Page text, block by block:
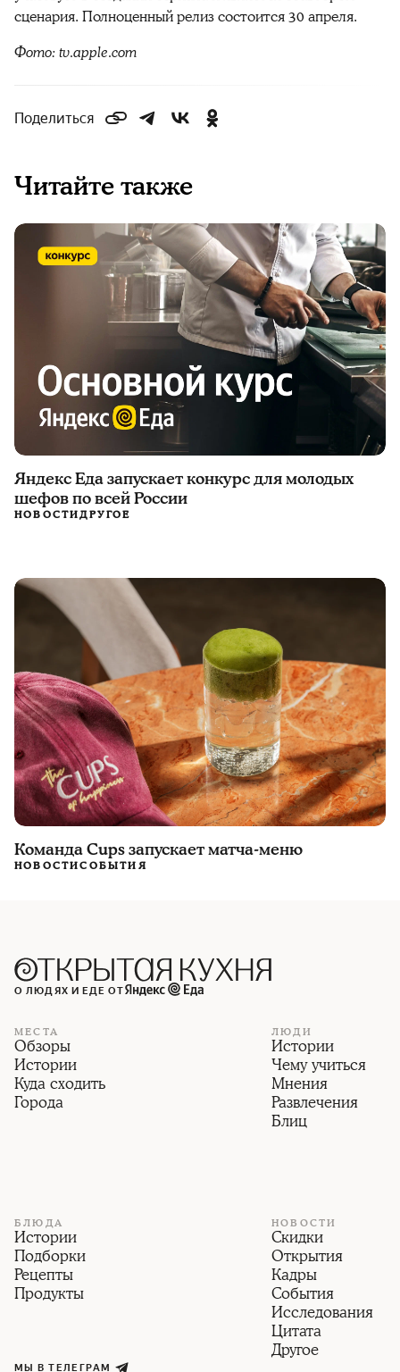
сценария. Полноценный релиз состоится 30 апреля.
Фото: tv.apple.com
Поделиться
Читайте также
Яндекс Еда запускает конкурс для молодых
шефов по всей России
НОВОСТИДРУГОЕ
Команда Cups запускает матча-меню
НОВОСТИСОБЫТИЯ
О ЛЮДЯХ И ЕДЕ ОТ
МЕСТА
Обзоры
Истории
Куда сходить
Города
ЛЮДИ
Истории
Чему учиться
Мнения
Развлечения
Блиц
БЛЮДА
Истории
Подборки
Рецепты
Продукты
НОВОСТИ
Скидки
Открытия
Кадры
События
Исследования
Цитата
Другое
МЫ В ТЕЛЕГРАМ